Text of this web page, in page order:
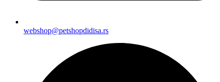
webshop@petshopdidisa.rs